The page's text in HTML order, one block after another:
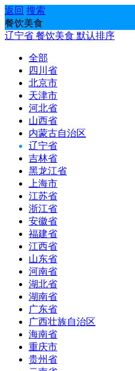
返回 搜索
餐饮美食
辽宁省 餐饮美食 默认排序
全部
四川省
北京市
天津市
河北省
山西省
内蒙古自治区
辽宁省
吉林省
黑龙江省
上海市
江苏省
浙江省
安徽省
福建省
江西省
山东省
河南省
湖北省
湖南省
广东省
广西壮族自治区
海南省
重庆市
贵州省